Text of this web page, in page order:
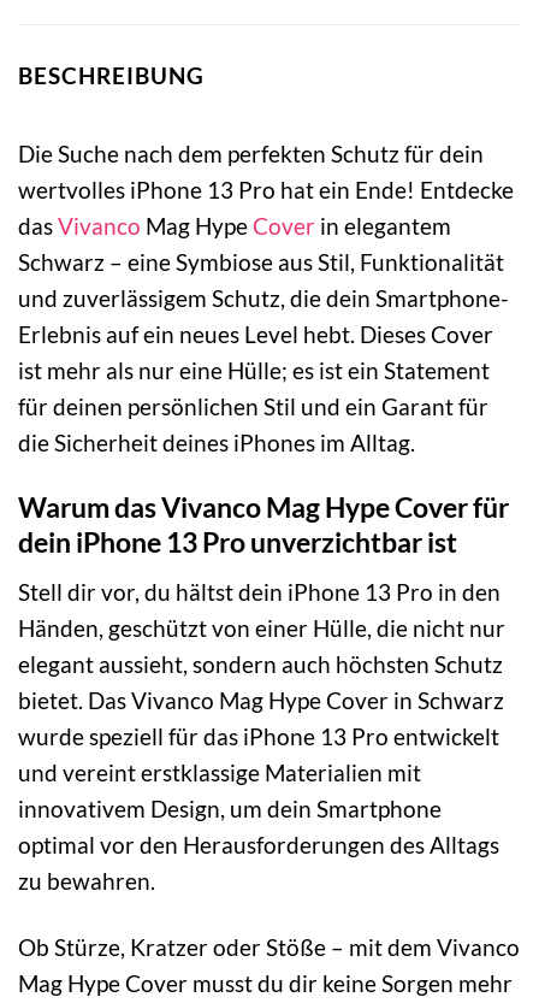
BESCHREIBUNG
Die Suche nach dem perfekten Schutz für dein
wertvolles iPhone 13 Pro hat ein Ende! Entdecke
dasVivanco Mag Hype Cover in elegantem
Schwarz – eine Symbiose aus Stil, Funktionalität
und zuverlässigem Schutz, die dein Smartphone-
Erlebnis auf ein neues Level hebt. Dieses Cover
ist mehr als nur eine Hülle; es ist ein Statement
für deinen persönlichen Stil und ein Garant für
die Sicherheit deines iPhones im Alltag.
Warum das Vivanco Mag Hype Cover für
dein iPhone 13 Pro unverzichtbar ist
Stell dir vor, du hältst dein iPhone 13 Pro in den
Händen, geschützt von einer Hülle, die nicht nur
elegant aussieht, sondern auch höchsten Schutz
bietet. Das Vivanco Mag Hype Cover in Schwarz
wurde speziell für das iPhone 13 Pro entwickelt
und vereint erstklassige Materialien mit
innovativem Design, um dein Smartphone
optimal vor den Herausforderungen des Alltags
zu bewahren.
Ob Stürze, Kratzer oder Stöße – mit dem Vivanco
Mag Hype Cover musst du dir keine Sorgen mehr